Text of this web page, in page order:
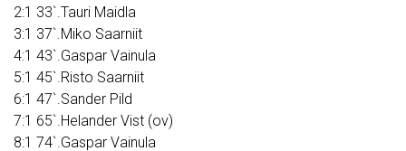
2:1 33`.Tauri Maidla
3:1 37`.Miko Saarniit
4:1 43`.Gaspar Vainula
5:1 45`.Risto Saarniit
6:1 47`.Sander Pild
7:1 65`.Helander Vist (ov)
8:1 74`.Gaspar Vainula